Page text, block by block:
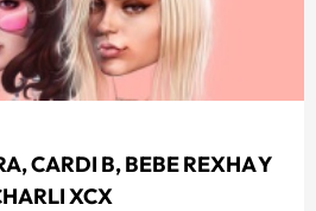
CARDI B, BEBE REXHA Y
XCX